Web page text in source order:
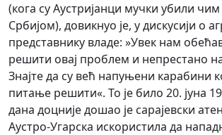
(кога су Аустријанци мучки убили чим
Србијом), довикнуо је, у дискусији о
представнику владе: »Увек нам
решити овај проблем и непрестано
Знајте да су већ напуњени карабини
питање решити«. То је било 20. jуна
дана доцније дошао је сарајевски
Аустро-Угарска искористила да